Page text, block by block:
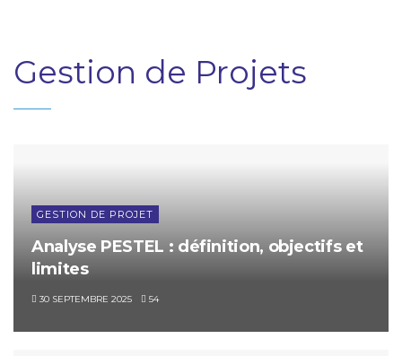
Gestion de Projets
GESTION DE PROJET
Analyse PESTEL : définition, objectifs et
limites
30 SEPTEMBRE 2025 54